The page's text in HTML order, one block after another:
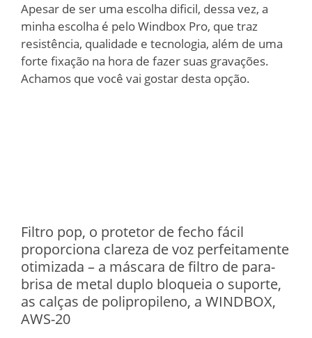
Apesar de ser uma escolha dificil, dessa vez, a
minha escolha é pelo Windbox Pro, que traz
resistência, qualidade e tecnologia, além de uma
forte fixação na hora de fazer suas gravações.
Achamos que você vai gostar desta opção.
Filtro pop, o protetor de fecho fácil
proporciona clareza de voz perfeitamente
otimizada – a máscara de filtro de para-
brisa de metal duplo bloqueia o suporte,
as calças de polipropileno, a WINDBOX,
AWS-20